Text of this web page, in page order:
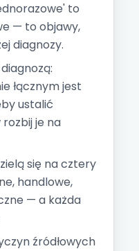
to
— to objawy,
diagnozy.
łącznym jest
ustalić
je na
się na cztery
handlowe,
— a każda
źródłowych